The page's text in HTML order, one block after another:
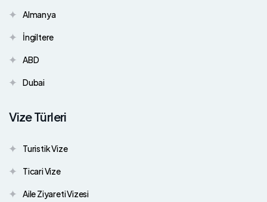
Almanya
İngiltere
ABD
Dubai
Vize Türleri
Turistik Vize
Ticari Vize
Aile Ziyareti Vizesi